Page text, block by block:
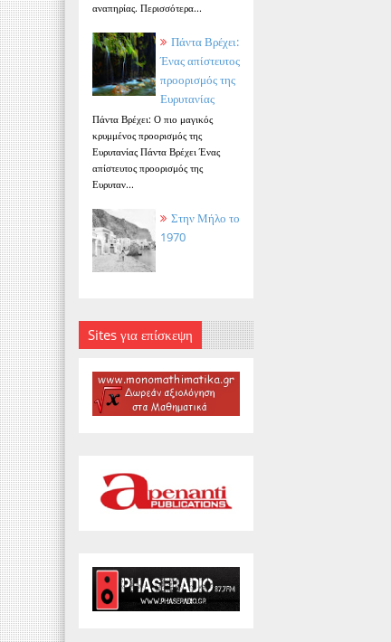
αναπηρίας. Περισσότερα...
Πάντα Βρέχει:
Ένας απίστευτος
προορισμός της
Ευρυτανίας
Πάντα Βρέχει: Ο πιο μαγικός
κρυμμένος προορισμός της
Ευρυτανίας Πάντα Βρέχει Ένας
απίστευτος προορισμός της
Ευρυταν...
Στην Μήλο το
1970
Sites για επίσκεψη